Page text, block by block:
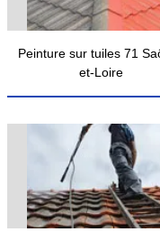
Peinture sur tuiles 71
et-Loire